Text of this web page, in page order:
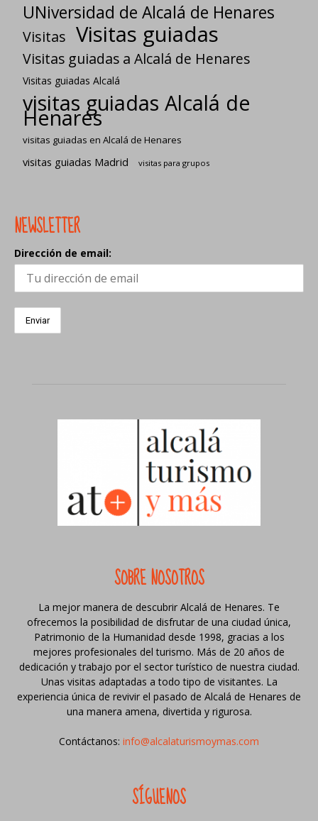
UNiversidad de Alcalá de Henares
Visitas Visitas guiadas
Visitas guiadas a Alcalá de Henares
Visitas guiadas Alcalá
visitas guiadas Alcalá de
Henares
visitas guiadas en Alcalá de Henares
visitas guiadas Madrid visitas para grupos
NEWSLETTER
Dirección de email:
SOBRE NOSOTROS
La mejor manera de descubrir Alcalá de Henares. Te
ofrecemos la posibilidad de disfrutar de una ciudad única,
Patrimonio de la Humanidad desde 1998, gracias a los
mejores profesionales del turismo. Más de 20 años de
dedicación y trabajo por el sector turístico de nuestra ciudad.
Unas visitas adaptadas a todo tipo de visitantes. La
experiencia única de revivir el pasado de Alcalá de Henares de
una manera amena, divertida y rigurosa.
Contáctanos: info@alcalaturismoymas.com
SÍGUENOS